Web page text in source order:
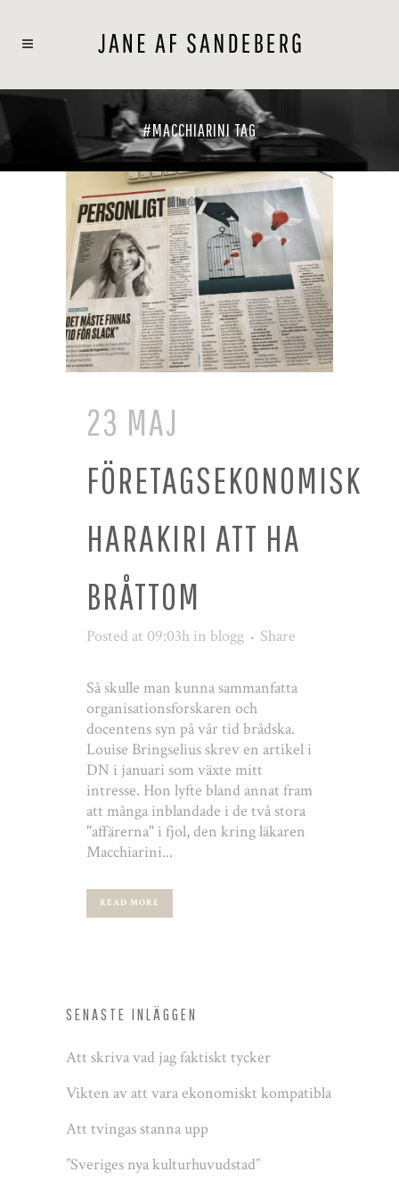
#MACCHIARINI TAG
23 MAJ
FÖRETAGSEKONOMISK
HARAKIRI ATT HA
BRÅTTOM
Posted at 09:03h in blogg Share
Så skulle man kunna sammanfatta
organisationsforskaren och
docentens syn på vår tid brådska.
Louise Bringselius skrev en artikel i
DN i januari som växte mitt
intresse. Hon lyfte bland annat fram
att många inblandade i de två stora
"affärerna" i fjol, den kring läkaren
Macchiarini...
READ MORE
SENASTE INLÄGGEN
Att skriva vad jag faktiskt tycker
Vikten av att vara ekonomiskt kompatibla
Att tvingas stanna upp
”Sveriges nya kulturhuvudstad”